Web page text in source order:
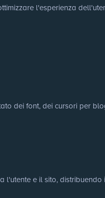
l'esperienza
dei font, dei cursori per
e il sito,